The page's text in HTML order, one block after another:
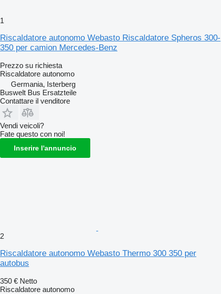
1
Riscaldatore autonomo Webasto Riscaldatore Spheros 300-
350 per camion Mercedes-Benz
Prezzo su richiesta
Riscaldatore autonomo
Germania, Isterberg
Buswelt Bus Ersatzteile
Contattare il venditore
Vendi veicoli?
Fate questo con noi!
Inserire l'annuncio
2
Riscaldatore autonomo Webasto Thermo 300 350 per
autobus
350 € Netto
Riscaldatore autonomo